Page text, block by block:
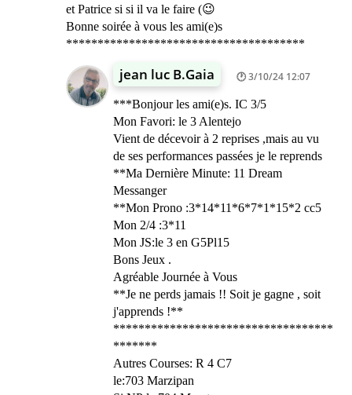
et Patrice si si il va le faire (😉
Bonne soirée à vous les ami(e)s
**************************************
jean luc B.Gaia 3/10/24 12:07
***Bonjour les ami(e)s. IC 3/5
Mon Favori: le 3 Alentejo
Vient de décevoir à 2 reprises ,mais au vu
de ses performances passées je le reprends
**Ma Dernière Minute: 11 Dream
Messanger
**Mon Prono :3*14*11*6*7*1*15*2 cc5
Mon 2/4 :3*11
Mon JS:le 3 en G5Pl15
Bons Jeux .
Agréable Journée à Vous
**Je ne perds jamais !! Soit je gagne , soit
j'apprends !**
***********************************
*******
Autres Courses: R 4 C7
le:703 Marzipan